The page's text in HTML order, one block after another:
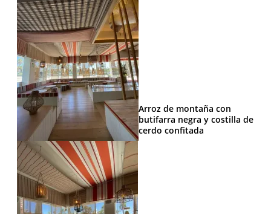
Arroz de montaña con
butifarra negra y costilla de
cerdo confitada